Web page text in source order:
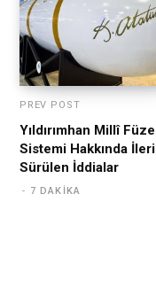
PREV POST
Yıldırımhan Millî Füze
Sistemi Hakkında İleri
Sürülen İddialar
7 DAKIKA